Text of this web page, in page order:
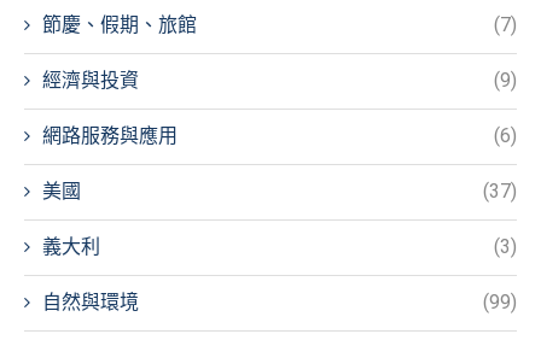
節慶、假期、旅館 (7)
經濟與投資 (9)
網路服務與應用 (6)
美國 (37)
義大利 (3)
自然與環境 (99)